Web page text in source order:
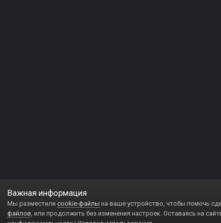
Важная информация
Мы разместили cookie-файлы на ваше устройство, чтобы помочь
файлов, или продолжить без изменения настроек. Оставаясь на